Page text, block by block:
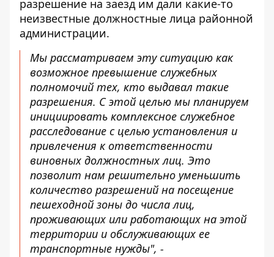
разрешение на заезд им дали какие-то
неизвестные должностные лица районной
администрации.
Мы рассматриваем эту ситуацию как
возможное превышение служебных
полномочий тех, кто выдавал такие
разрешения. С этой целью мы планируем
инициировать комплексное служебное
расследование с целью установления и
привлечения к ответственности
виновных должностных лиц. Это
позволит нам решительно уменьшить
количество разрешений на посещение
пешеходной зоны до числа лиц,
проживающих или работающих на этой
территории и обслуживающих ее
транспортные нужды", -